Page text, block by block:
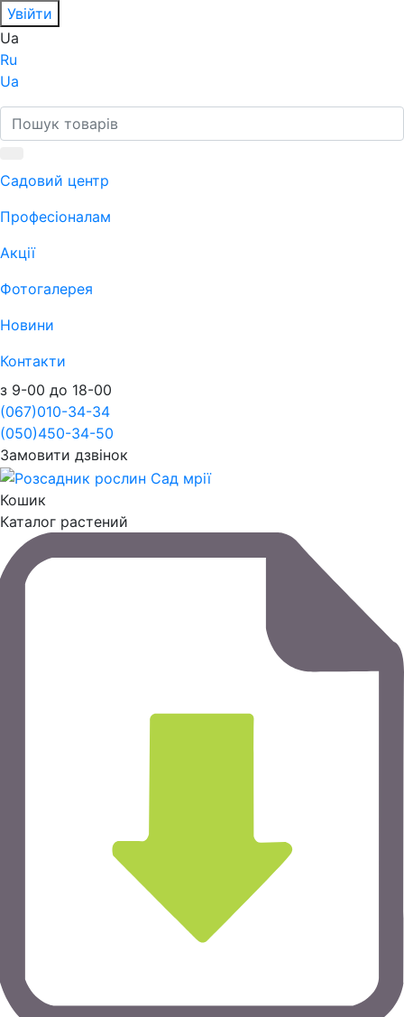
Увійти
Ua
Ru
Ua
Садовий центр
Професіоналам
Акції
Фотогалерея
Новини
Контакти
з 9-00 до 18-00
(067)010-34-34
(050)450-34-50
Замовити дзвінок
Кошик
Каталог растений